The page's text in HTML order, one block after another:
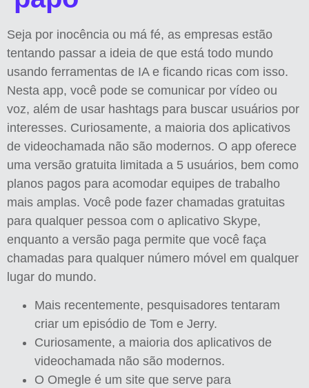
Seja por inocência ou má fé, as empresas estão
tentando passar a ideia de que está todo mundo
usando ferramentas de IA e ficando ricas com isso.
Nesta app, você pode se comunicar por vídeo ou
voz, além de usar hashtags para buscar usuários por
interesses. Curiosamente, a maioria dos aplicativos
de videochamada não são modernos. O app oferece
uma versão gratuita limitada a 5 usuários, bem como
planos pagos para acomodar equipes de trabalho
mais amplas. Você pode fazer chamadas gratuitas
para qualquer pessoa com o aplicativo Skype,
enquanto a versão paga permite que você faça
chamadas para qualquer número móvel em qualquer
lugar do mundo.
Mais recentemente, pesquisadores tentaram
criar um episódio de Tom e Jerry.
Curiosamente, a maioria dos aplicativos de
videochamada não são modernos.
O Omegle é um site que serve para